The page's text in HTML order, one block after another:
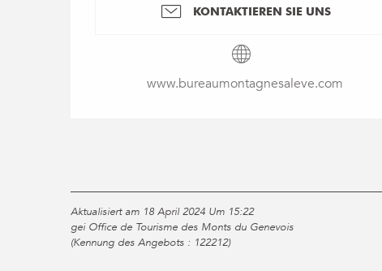
KONTAKTIEREN SIE UNS
www.bureaumontagnesaleve.com
Aktualisiert am 18 April 2024 Um 15:22
gei Office de Tourisme des Monts du Genevois
(Kennung des Angebots : 122212)